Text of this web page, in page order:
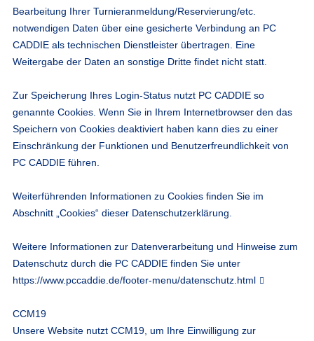
Bearbeitung Ihrer Turnieranmeldung/Reservierung/etc.
notwendigen Daten über eine gesicherte Verbindung an PC
CADDIE als technischen Dienstleister übertragen. Eine
Weitergabe der Daten an sonstige Dritte findet nicht statt.
Zur Speicherung Ihres Login-Status nutzt PC CADDIE so
genannte Cookies. Wenn Sie in Ihrem Internetbrowser den das
Speichern von Cookies deaktiviert haben kann dies zu einer
Einschränkung der Funktionen und Benutzerfreundlichkeit von
PC CADDIE führen.
Weiterführenden Informationen zu Cookies finden Sie im
Abschnitt „Cookies“ dieser Datenschutzerklärung.
Weitere Informationen zur Datenverarbeitung und Hinweise zum
Datenschutz durch die PC CADDIE finden Sie unter
https://www.pccaddie.de/footer-menu/datenschutz.html
CCM19
Unsere Website nutzt CCM19, um Ihre Einwilligung zur